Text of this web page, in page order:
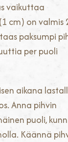
vaikuttaa
cm) on valmis
paksumpi
per puoli
aikana
Anna pihvin
puoli,
Käännä